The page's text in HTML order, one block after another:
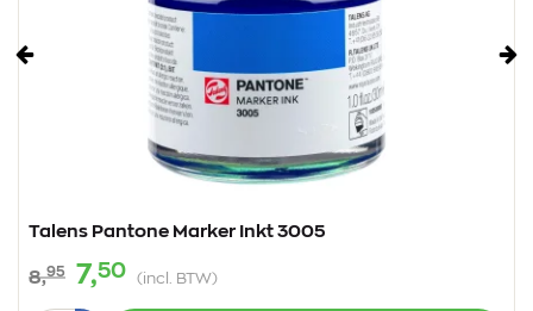
Vorige
Talens Pantone Marker Inkt 3005
8,95 7,50 (incl. BTW)